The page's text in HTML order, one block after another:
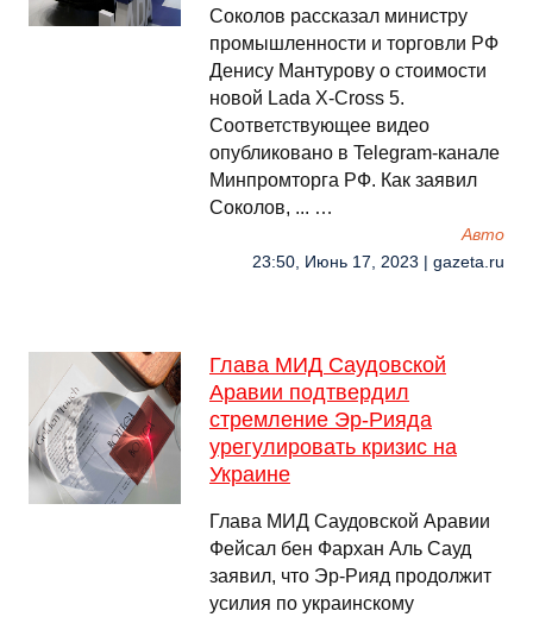
Соколов рассказал министру
промышленности и торговли РФ
Денису Мантурову о стоимости
новой Lada X-Cross 5.
Соответствующее видео
опубликовано в Telegram-канале
Минпромторга РФ. Как заявил
Соколов, ... …
Авто
23:50, Июнь 17, 2023 | gazeta.ru
Глава МИД Саудовской
Аравии подтвердил
стремление Эр-Рияда
урегулировать кризис на
Украине
Глава МИД Саудовской Аравии
Фейсал бен Фархан Аль Сауд
заявил, что Эр-Рияд продолжит
усилия по украинскому